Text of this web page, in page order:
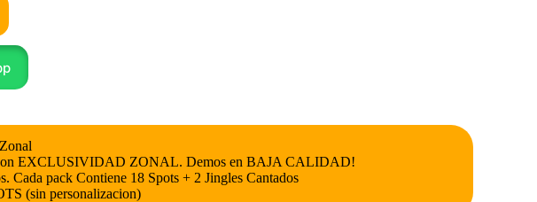
con EXCLUSIVIDAD ZONAL. Demos en BAJA CALIDAD!
Cada pack Contiene 18 Spots + 2 Jingles Cantados
(sin personalizacion)